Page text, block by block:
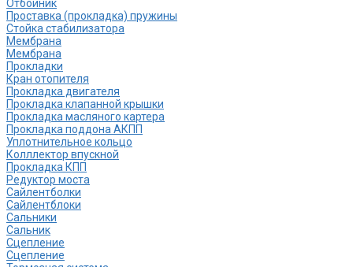
Отбойник
Проставка (прокладка) пружины
Стойка стабилизатора
Мембрана
Мембрана
Прокладки
Кран отопителя
Прокладка двигателя
Прокладка клапанной крышки
Прокладка масляного картера
Прокладка поддона АКПП
Уплотнительное кольцо
Колллектор впускной
Прокладка КПП
Редуктор моста
Сайлентболки
Сайлентблоки
Сальники
Сальник
Сцепление
Сцепление